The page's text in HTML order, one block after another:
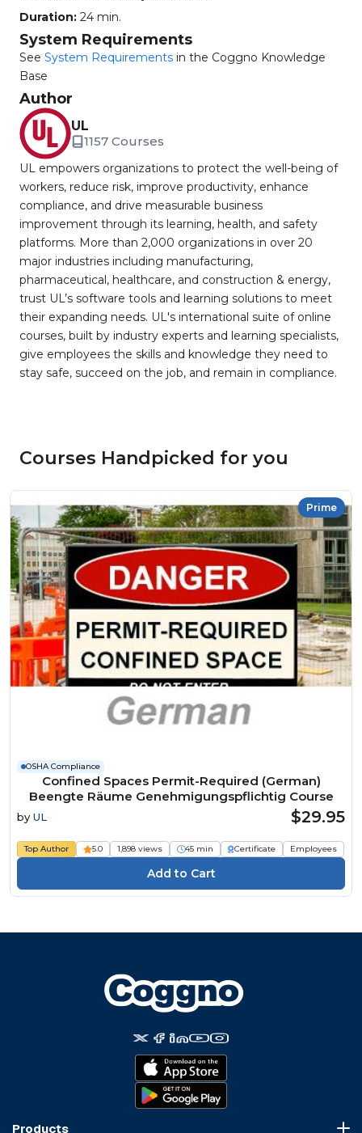
Duration: 24 min.
System Requirements
See System Requirements in the Coggno Knowledge
Base
Author
UL
1157 Courses
UL empowers organizations to protect the well-being of
workers, reduce risk, improve productivity, enhance
compliance, and drive measurable business
improvement through its learning, health, and safety
platforms. More than 2,000 organizations in over 20
major industries including manufacturing,
pharmaceutical, healthcare, and construction & energy,
trust UL’s software tools and learning solutions to meet
their expanding needs. UL's international suite of online
courses, built by industry experts and learning specialists,
give employees the skills and knowledge they need to
stay safe, succeed on the job, and remain in compliance.
Courses Handpicked for you
Prime
OSHA Compliance
Confined Spaces Permit-Required (German)
Beengte Räume Genehmigungspflichtig Course
by UL $29.95
Top Author 5.0 1,898 views 45 min Certificate Employees
Products